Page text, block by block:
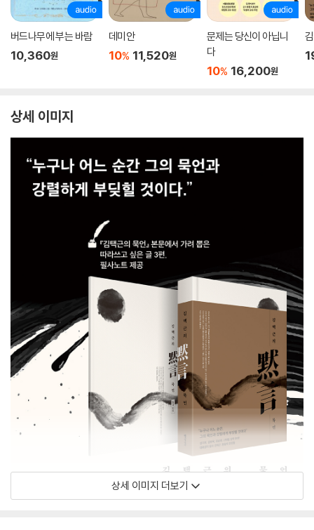
버드나무에 부는 바람
10,360원
데미안
10% 11,520원
문제는 당신이 아닙니
다
10% 16,200원
상세 이미지
상세 이미지 더보기